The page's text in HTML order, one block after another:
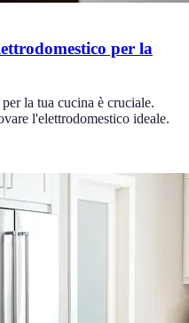
per la
la tua cucina è cruciale.
l'elettrodomestico ideale.